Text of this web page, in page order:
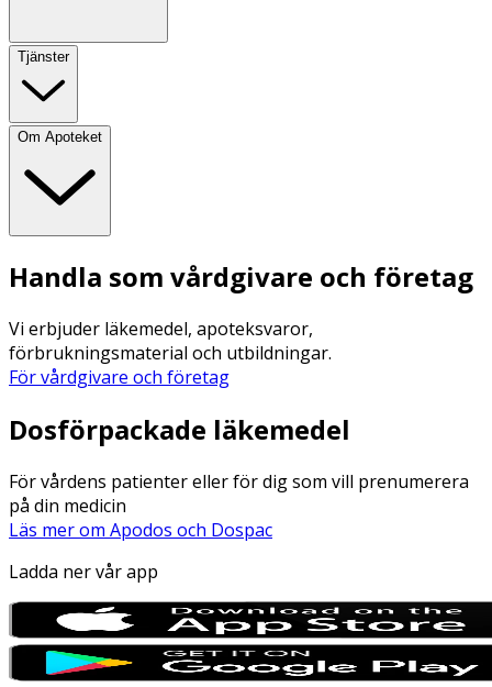
Tjänster
Om Apoteket
Handla som vårdgivare och företag
Vi erbjuder läkemedel, apoteksvaror,
förbrukningsmaterial och utbildningar.
För vårdgivare och företag
Dosförpackade läkemedel
För vårdens patienter eller för dig som vill prenumerera
på din medicin
Läs mer om Apodos och Dospac
Ladda ner vår app